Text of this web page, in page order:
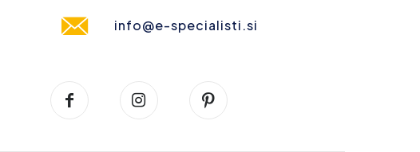
info@e-specialisti.si